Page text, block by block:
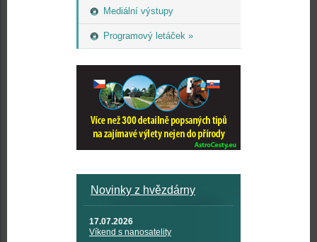
Mediální výstupy
Programový letáček »
Novinky z hvězdárny
17.07.2026
Víkend s nanosatelity